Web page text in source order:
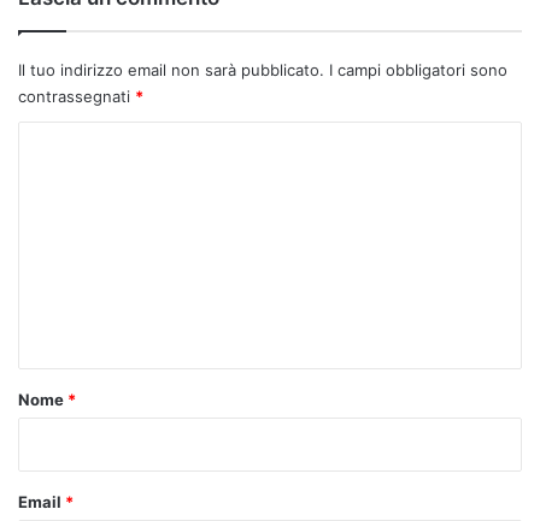
Il tuo indirizzo email non sarà pubblicato. I campi obbligatori sono
contrassegnati *
o
Nome *
Email *